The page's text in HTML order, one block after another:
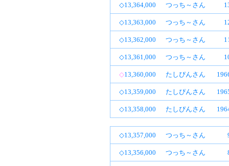
◇13,364,000 つっち～さん
◇13,363,000 つっち～さん
◇13,362,000 つっち～さん
◇13,361,000 つっち～さん
◇13,360,000 たしぴんさん
◇13,359,000 たしぴんさん
◇13,358,000 たしぴんさん
◇13,357,000 つっち～さん
◇13,356,000 つっち～さん